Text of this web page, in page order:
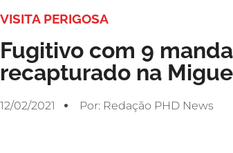
VISITA PERIGOSA
Fugitivo com 9
recapturado na
12/02/2021 Por: Redação PHD News